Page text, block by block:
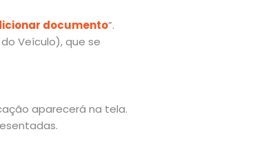
documento”.
Veículo), que se
aparecerá na tela.